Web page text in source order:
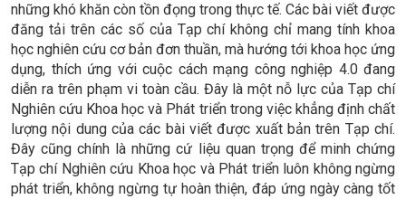
những khó khăn còn tồn đọng trong thực tế. Các bài viết được
đăng tải trên các số của Tạp chí không chỉ mang tính khoa
học nghiên cứu cơ bản đơn thuần, mà hướng tới khoa học ứng
dụng, thích ứng với cuộc cách mạng công nghiệp 4.0 đang
diễn ra trên phạm vi toàn cầu. Đây là một nỗ lực của Tạp chí
Nghiên cứu Khoa học và Phát triển trong việc khẳng định chất
lượng nội dung của các bài viết được xuất bản trên Tạp chí.
Đây cũng chính là những cứ liệu quan trọng để minh chứng
Tạp chí Nghiên cứu Khoa học và Phát triển luôn không ngừng
phát triển, không ngừng tự hoàn thiện, đáp ứng ngày càng tốt